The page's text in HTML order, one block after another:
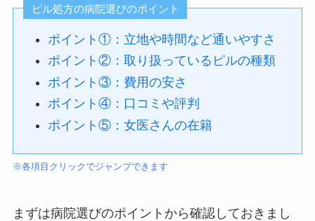
ピル処方の病院選びのポイント
ポイント①：立地や時間など通いやすさ
ポイント②：取り扱っているピルの種類
ポイント③：費用の安さ
ポイント④：口コミや評判
ポイント⑤：女医さんの在籍
※各項目クリックでジャンプできます
まずは病院選びのポイントから確認しておきまし